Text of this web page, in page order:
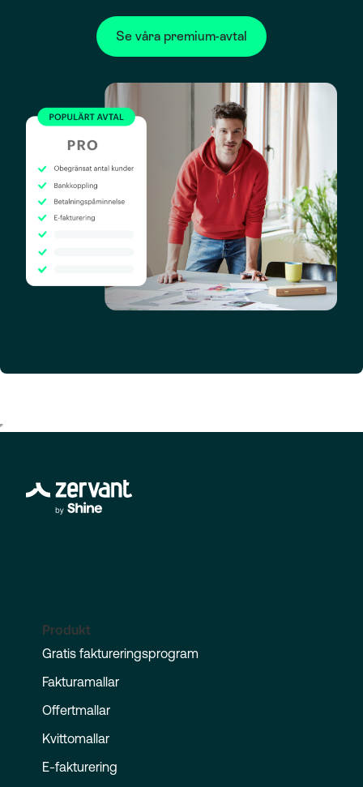
Se våra premium-avtal
Produkt
Gratis faktureringsprogram
Fakturamallar
Offertmallar
Kvittomallar
E-fakturering